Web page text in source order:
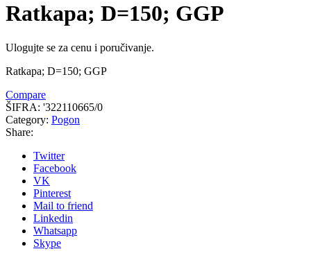
Ratkapa; D=150; GGP
Ulogujte se za cenu i poručivanje.
Ratkapa; D=150; GGP
Compare
ŠIFRA: '322110665/0
Category: Pogon
Share:
Twitter
Facebook
VK
Pinterest
Mail to friend
Linkedin
Whatsapp
Skype